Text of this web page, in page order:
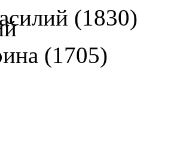
(1830)
(1705)